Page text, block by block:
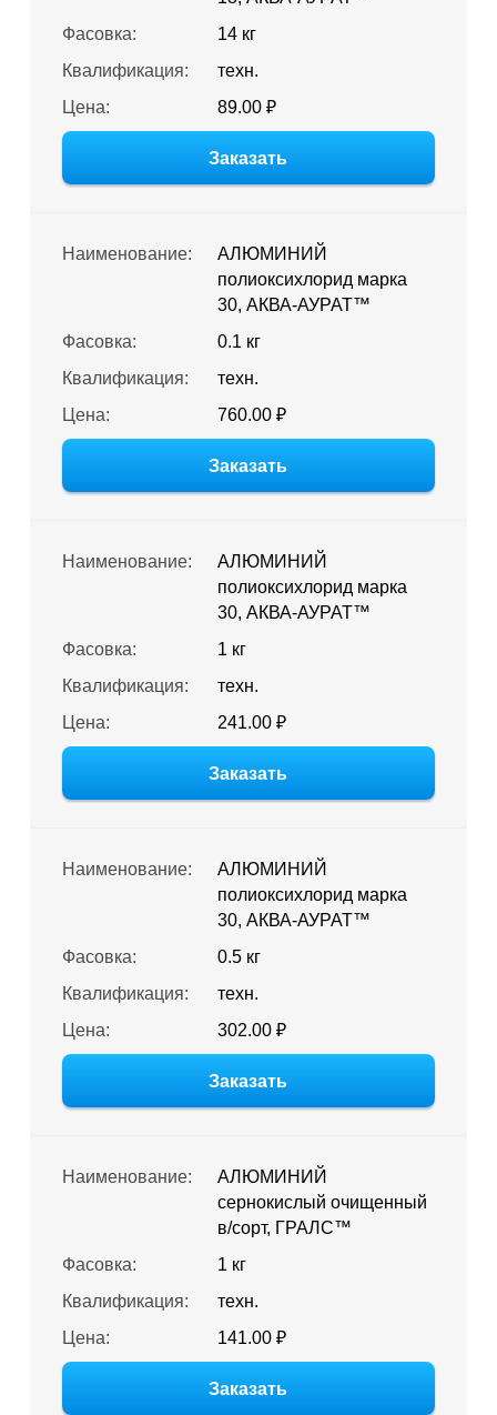
Фасовка:
14 кг
Квалификация:
техн.
Цена:
89.00 ₽
Заказать
Наименование:
АЛЮМИНИЙ
полиоксихлорид марка
30, АКВА-АУРАТ™
Фасовка:
0.1 кг
Квалификация:
техн.
Цена:
760.00 ₽
Заказать
Наименование:
АЛЮМИНИЙ
полиоксихлорид марка
30, АКВА-АУРАТ™
Фасовка:
1 кг
Квалификация:
техн.
Цена:
241.00 ₽
Заказать
Наименование:
АЛЮМИНИЙ
полиоксихлорид марка
30, АКВА-АУРАТ™
Фасовка:
0.5 кг
Квалификация:
техн.
Цена:
302.00 ₽
Заказать
Наименование:
АЛЮМИНИЙ
сернокислый очищенный
в/сорт, ГРАЛС™
Фасовка:
1 кг
Квалификация:
техн.
Цена:
141.00 ₽
Заказать